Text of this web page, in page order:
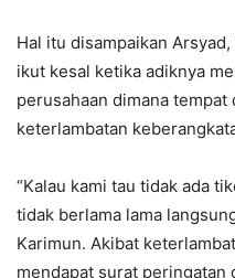
Hal itu disampaikan
ikut kesal ketika adiknya
perusahaan dimana tempat
keterlambatan
“Kalau kami tau tidak ada
tidak berlama lama
Karimun. Akibat
mendapat surat peringatan